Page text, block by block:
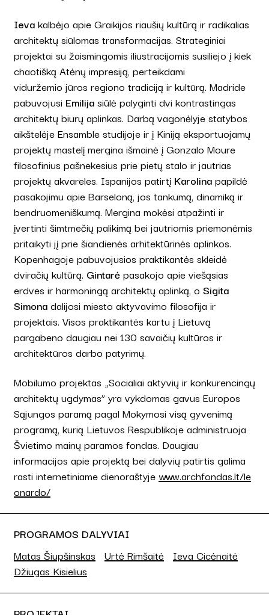
PROGRAMOS DALYVIAI
Matas Šiupšinskas Urtė Rimšaitė Ieva Cicėnaitė
Džiugas Kisielius
Ievakalbėjo apie Graikijos riaušių kultūrą ir radikalias
architektų siūlomas transformacijas. Strateginiai
projektai su žaismingomis iliustracijomis susiliejo į kiek
chaotišką Atėnų impresiją, perteikdami
viduržemio jūros regiono tradiciją ir kultūrą. Madride
pabuvojusi Emilijasiūlė palyginti dvi kontrastingas
architektų biurų aplinkas. Darbą vagonėlyje statybos
aikštelėje Ensamble studijoje ir į Kiniją eksportuojamų
projektų mastelį mergina išmainė į Gonzalo Moure
filosofinius pašnekesius prie pietų stalo ir jautrias
projektų akvareles. Ispanijos patirtį Karolinapapildė
pasakojimu apie Barseloną, jos tankumą, dinamiką ir
bendruomeniškumą. Mergina mokėsi atpažinti ir
įvertinti šimtmečių palikimą bei jautriomis priemonėmis
pritaikyti jį prie šiandienės arhitektūrinės aplinkos.
Kopenhagoje pabuvojusios praktikantės skleidė
dviračių kultūrą. Gintarėpasakojo apie viešąsias
erdves ir harmoningą architektų aplinką, o Sigita
Simonadalijosi miesto aktyvavimo filosofija ir
projektais. Visos praktikantės kartu į Lietuvą
pargabeno daugiau nei 130 savaičių kultūros ir
architektūros darbo patyrimų.
Mobilumo projektas „Socialiai aktyvių ir konkurencingų
architektų ugdymas” yra vykdomas gavus Europos
Sąjungos paramą pagal Mokymosi visą gyvenimą
programą, kurią Lietuvos Respublikoje administruoja
Švietimo mainų paramos fondas. Daugiau
informacijos apie projektą bei dalyvių patirtis galima
rasti internetiniame dienoraštyjewww.archfondas.lt/le
onardo/